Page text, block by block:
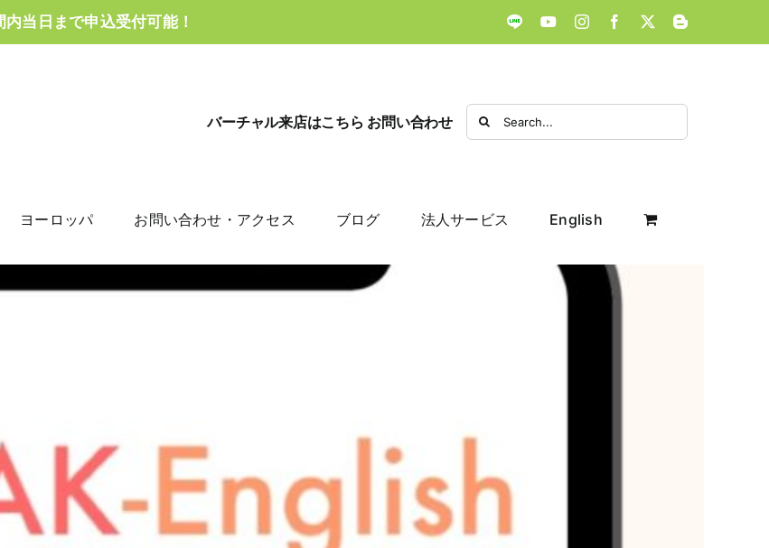
当日まで申込受付可能！ LINE YouTubeInstagramFacebook
X Blogger
バーチャル来店はこちら お問い合わせ
Search
for:
ヨーロッパ お問い合わせ・アクセス ブログ 法人サービス English